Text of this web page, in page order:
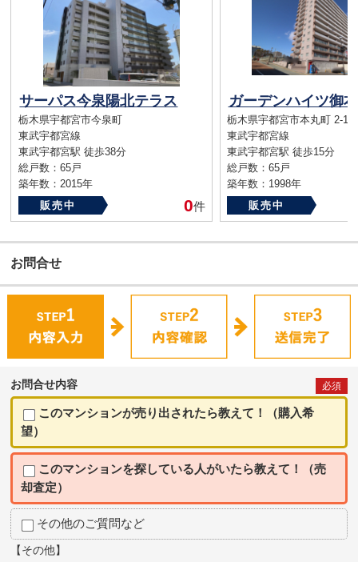
サーパス今泉陽北テラス
栃木県宇都宮市今泉町
東武宇都宮線
東武宇都宮駅 徒歩38分
総戸数：65戸
築年数：2015年
販売中
0件
ガーデンハイツ御
栃木県宇都宮市本丸町 2-16
東武宇都宮線
東武宇都宮駅 徒歩15分
総戸数：65戸
築年数：1998年
販売中
お問合せ
お問合せ内容 必須
このマンションが売り出されたら教えて！（購入希
望）
このマンションを探している人がいたら教えて！（売
却査定）
その他のご質問など
【その他】